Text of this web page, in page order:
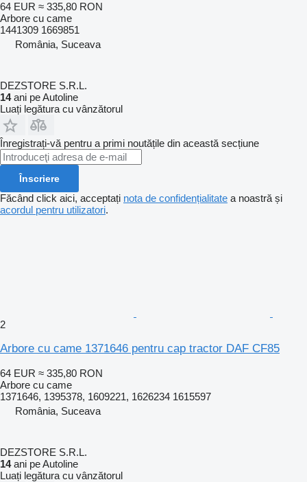
64 EUR ≈ 335,80 RON
Arbore cu came
1441309 1669851
România, Suceava
DEZSTORE S.R.L.
14ani pe Autoline
Luați legătura cu vânzătorul
Înregistrați-vă pentru a primi noutățile din această secțiune
Înscriere
Făcând click aici, acceptați nota de confidențialitate a noastră și
acordul pentru utilizatori.
2
Arbore cu came 1371646 pentru cap tractor DAF CF85
64 EUR ≈ 335,80 RON
Arbore cu came
1371646, 1395378, 1609221, 1626234 1615597
România, Suceava
DEZSTORE S.R.L.
14ani pe Autoline
Luați legătura cu vânzătorul